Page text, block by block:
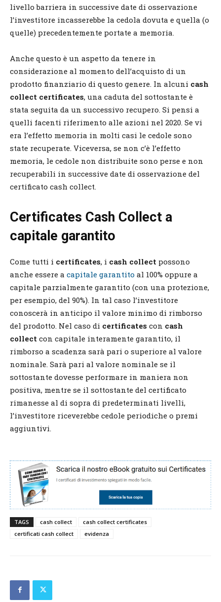
livello barriera in successive date di osservazione
l’investitore incasserebbe la cedola dovuta e quella (o
quelle) precedentemente portate a memoria.
Anche questo è un aspetto da tenere in
considerazione al momento dell’acquisto di un
prodotto finanziario di questo genere. In alcuni cash
collect certificates, una caduta del sottostante è
stata seguita da un successivo recupero. Si pensi a
quelli facenti riferimento alle azioni nel 2020. Se vi
era l’effetto memoria in molti casi le cedole sono
state recuperate. Viceversa, se non c’è l’effetto
memoria, le cedole non distribuite sono perse e non
recuperabili in successive date di osservazione del
certificato cash collect.
Certificates Cash Collect a
capitale garantito
Come tutti i certificates, i cash collect possono
anche essere a capitale garantito al 100% oppure a
capitale parzialmente garantito (con una protezione,
per esempio, del 90%). In tal caso l’investitore
conoscerà in anticipo il valore minimo di rimborso
del prodotto. Nel caso di certificates con cash
collect con capitale interamente garantito, il
rimborso a scadenza sarà pari o superiore al valore
nominale. Sarà pari al valore nominale se il
sottostante dovesse performare in maniera non
positiva, mentre se il sottostante del certificato
rimanesse al di sopra di predeterminati livelli,
l’investitore riceverebbe cedole periodiche o premi
aggiuntivi.
TAGS cash collect
cash collect certificates
certificati cash collect
evidenza